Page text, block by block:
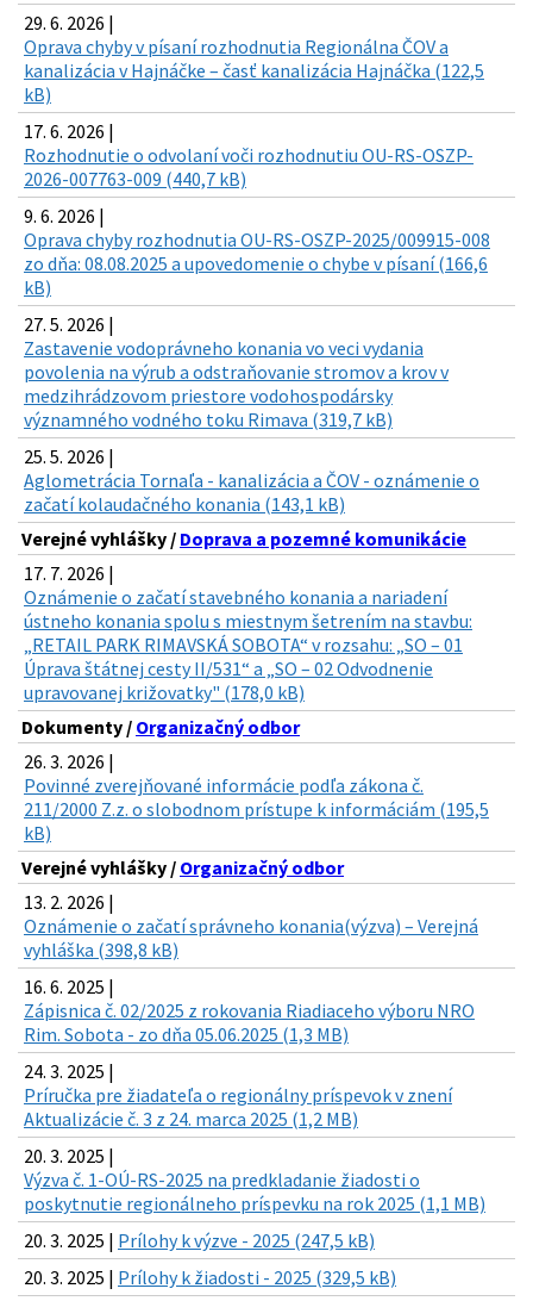
29. 6. 2026 |
Oprava chyby v písaní rozhodnutia Regionálna ČOV a
kanalizácia v Hajnáčke – časť kanalizácia Hajnáčka (122,5
kB)
17. 6. 2026 |
Rozhodnutie o odvolaní voči rozhodnutiu OU-RS-OSZP-
2026-007763-009 (440,7 kB)
9. 6. 2026 |
Oprava chyby rozhodnutia OU-RS-OSZP-2025/009915-008
zo dňa: 08.08.2025 a upovedomenie o chybe v písaní (166,6
kB)
27. 5. 2026 |
Zastavenie vodoprávneho konania vo veci vydania
povolenia na výrub a odstraňovanie stromov a krov v
medzihrádzovom priestore vodohospodársky
významného vodného toku Rimava (319,7 kB)
25. 5. 2026 |
Aglometrácia Tornaľa - kanalizácia a ČOV - oznámenie o
začatí kolaudačného konania (143,1 kB)
Verejné vyhlášky / Doprava a pozemné komunikácie
17. 7. 2026 |
Oznámenie o začatí stavebného konania a nariadení
ústneho konania spolu s miestnym šetrením na stavbu:
„RETAIL PARK RIMAVSKÁ SOBOTA“ v rozsahu: „SO – 01
Úprava štátnej cesty II/531“ a „SO – 02 Odvodnenie
upravovanej križovatky" (178,0 kB)
Dokumenty / Organizačný odbor
26. 3. 2026 |
Povinné zverejňované informácie podľa zákona č.
211/2000 Z.z. o slobodnom prístupe k informáciám (195,5
kB)
Verejné vyhlášky / Organizačný odbor
13. 2. 2026 |
Oznámenie o začatí správneho konania(výzva) – Verejná
vyhláška (398,8 kB)
16. 6. 2025 |
Zápisnica č. 02/2025 z rokovania Riadiaceho výboru NRO
Rim. Sobota - zo dňa 05.06.2025 (1,3 MB)
24. 3. 2025 |
Príručka pre žiadateľa o regionálny príspevok v znení
Aktualizácie č. 3 z 24. marca 2025 (1,2 MB)
20. 3. 2025 |
Výzva č. 1-OÚ-RS-2025 na predkladanie žiadosti o
poskytnutie regionálneho príspevku na rok 2025 (1,1 MB)
20. 3. 2025 | Prílohy k výzve - 2025 (247,5 kB)
20. 3. 2025 | Prílohy k žiadosti - 2025 (329,5 kB)